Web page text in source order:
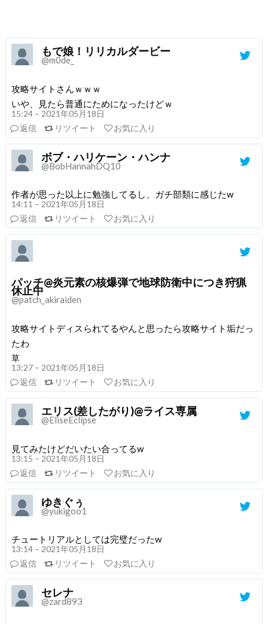
もで娘！リリカルダービー
@m0de_
攻略サイトさんｗｗｗ
いや、見たら普通にためになったけどｗ
15:24 – 2021年05月18日
返信
リツイート お気に入り
ボブ・ハリケーン・ハンナ
@BobHannahDQ10
作者が思った以上に勉強してるし、ガチ部類に感じたw
14:11 – 2021年05月18日
返信
リツイート お気に入り
パッチ@炎元素の核爆弾で地球防衛中につき狩猟
休止中
@patch_akiraiden
攻略サイトディスられてるやんと思ったら攻略サイト垢だっ
たわ
草
13:27 – 2021年05月18日
返信
リツイート お気に入り
エリス(差したがり)@ライス専属
@EliseEclipse
見てみたけどだいたい合ってるw
13:15 – 2021年05月18日
返信
リツイート お気に入り
ゆきぐぅ
@yukigoo1
チュートリアルとしては完璧だったw
13:14 – 2021年05月18日
返信
リツイート お気に入り
セレナ
@zard893